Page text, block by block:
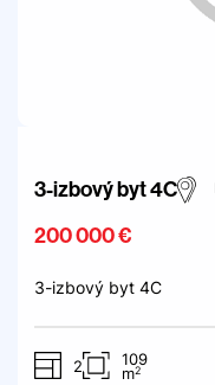
3-izbový byt 4C
200 000 €
3-izbový byt 4C
2
109
m2